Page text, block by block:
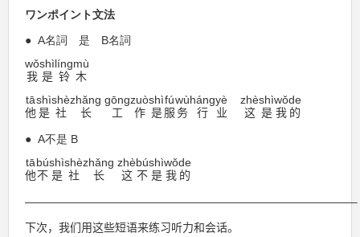
ワンポイント文法
● A名詞 是 B名詞
我
wǒ
是
shì
铃
líng
木
mù
他
tā
是
shì
社
shè
长
zhǎng
工
gōng
作
zuò
是
shì
服
fú
务
wù
行
háng
业
yè
这
zhè
是
shì
我
wǒ
的
de
● A不是 B
他
tā
不
bú
是
shì
社
shè
长
zhǎng
这
zhè
不
bú
是
shì
我
wǒ
的
de
—————————————————————————————–
下次，我们用这些短语来练习听力和会话。